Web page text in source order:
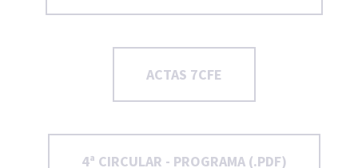
ACTAS 7CFE
4ª CIRCULAR - PROGRAMA (.PDF)